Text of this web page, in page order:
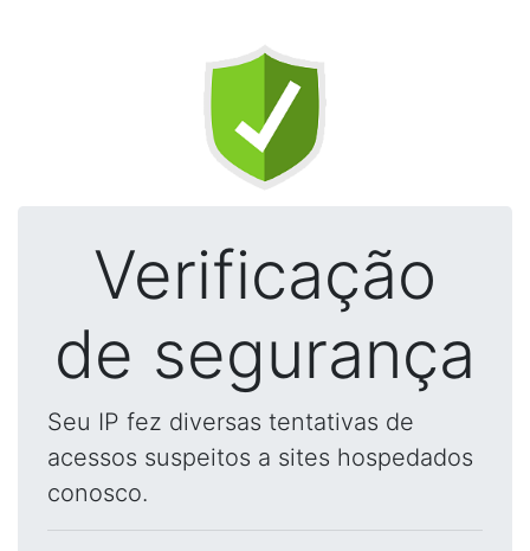
Verificação
de segurança
Seu IP fez diversas tentativas de
acessos suspeitos a sites hospedados
conosco.